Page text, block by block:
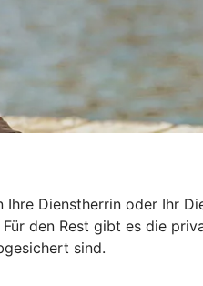
Dienstherrin oder Ihr
den Rest gibt es die
sind.